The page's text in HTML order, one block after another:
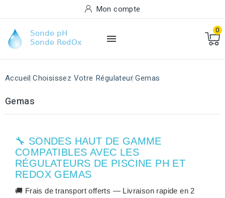
Mon compte

0
Accueil Choisissez Votre Régulateur Gemas
Gemas
🔧 SONDES HAUT DE GAMME
COMPATIBLES AVEC LES
RÉGULATEURS DE PISCINE PH ET
REDOX GEMAS
🚚 Frais de transport offerts — Livraison rapide en 2